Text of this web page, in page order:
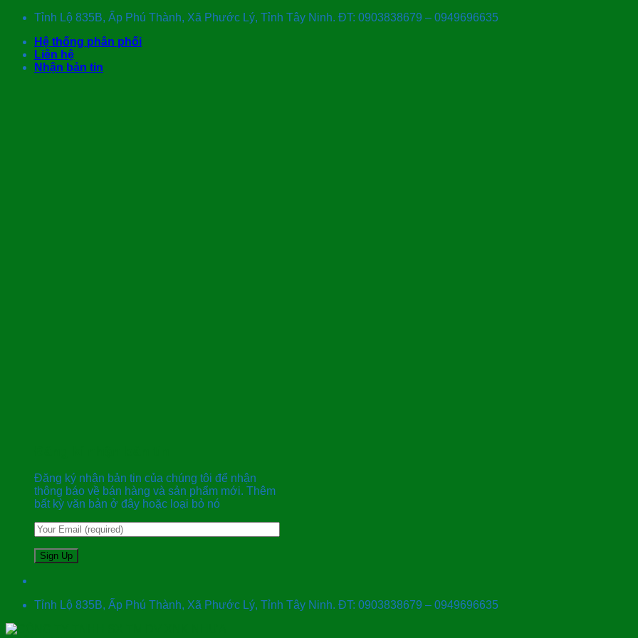
Skip
content
Tỉnh Lộ 835B, Ấp Phú Thành, Xã Phước Lý, Tỉnh Tây Ninh. ĐT: 0903838679 – 0949696635
Hệ thống phân phối
Liên hệ
Nhận bản tin
Đăng ký nhận bản tin của chúng tôi để nhận
thông báo về bán hàng và sản phẩm mới. Thêm
bất kỳ văn bản ở đây hoặc loại bỏ nó
Tỉnh Lộ 835B, Ấp Phú Thành, Xã Phước Lý, Tỉnh Tây Ninh. ĐT: 0903838679 – 0949696635